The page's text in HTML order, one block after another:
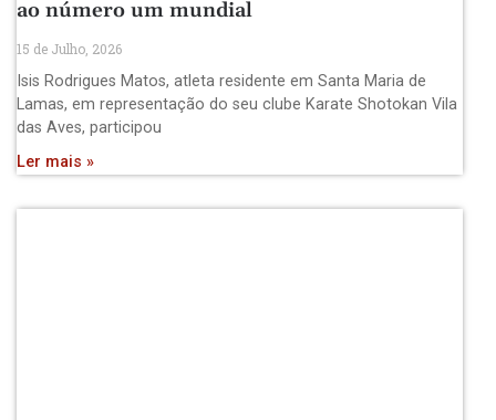
ao número um mundial
15 de Julho, 2026
Isis Rodrigues Matos, atleta residente em Santa Maria de
Lamas, em representação do seu clube Karate Shotokan Vila
das Aves, participou
Ler mais »